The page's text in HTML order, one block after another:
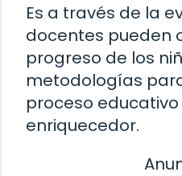
Es a través de la
docentes pueden
progreso de los
metodologías
proceso
enriquecedor.